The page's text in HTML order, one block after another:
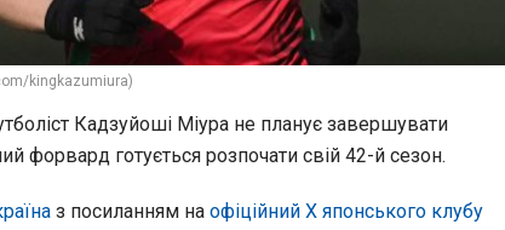
kingkazumiura)
Кадзуйоші Міура не планує завершувати
форвард готується розпочати свій 42-й сезон.
з посиланням на офіційний Х японського клубу